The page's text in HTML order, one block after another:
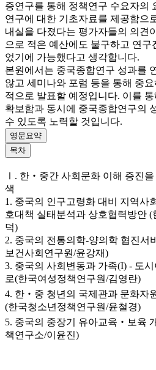
증연구를 통해 정책연구 수요자의
연구에 대한 기초자료를 제공함으
내실을 다졌다는 평가자들의 의견
으로 적은 예산에도 불구하고 연구
었기에 가능했다고 생각합니다.
본원에서는 중국종합연구 성과를
않고 세미나와 포럼 등을 통해 중
적으로 발표할 예정입니다. 이를
확보함과 동시에 중국종합연구의
수 있도록 노력할 것입니다.
영문요약
목차
Ⅰ. 한‧중간 사회문화 이해 증진을
색
1. 중국의 인구고령화 대비 지역사
호대책 실태분석과 상호협력방안
덕)
2. 중국의 전통의학-양의학 협진서
보건사회연구원/윤강재)
3. 중국의 사회변동과 가족(I) - 도
로(한국여성정책연구원/김영란)
4. 한‧중 청년의 국제관과 문화자
(한국청소년정책연구원/윤철경)
5. 중국의 중장기 유아교육‧보육
책연구소/이윤진)